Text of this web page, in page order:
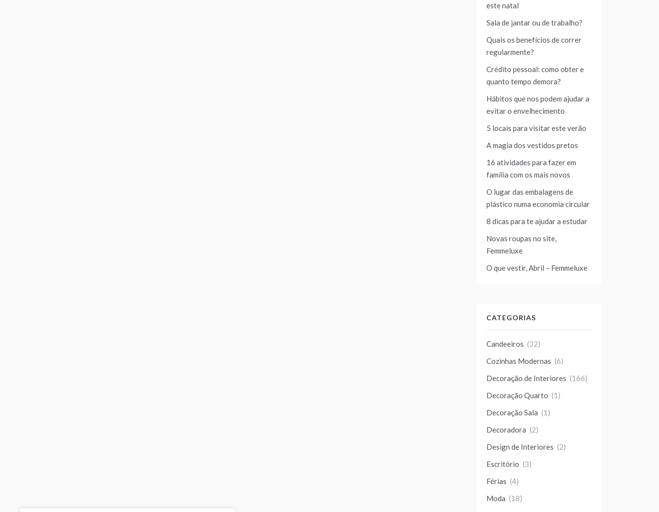
este natal
Sala de jantar ou de trabalho?
Quais os benefícios de correr
regularmente?
Crédito pessoal: como obter e
quanto tempo demora?
Hábitos que nos podem ajudar a
evitar o envelhecimento
5 locais para visitar este verão
A magia dos vestidos pretos
16 atividades para fazer em
família com os mais novos
O lugar das embalagens de
plástico numa economia circular
8 dicas para te ajudar a estudar
Novas roupas no site,
Femmeluxe
O que vestir, Abril – Femmeluxe
CATEGORIAS
Candeeiros (32)
Cozinhas Modernas (6)
Decoração de Interiores (166)
Decoração Quarto (1)
Decoração Sala (1)
Decoradora (2)
Design de Interiores (2)
Escritório (3)
Férias (4)
Moda (18)